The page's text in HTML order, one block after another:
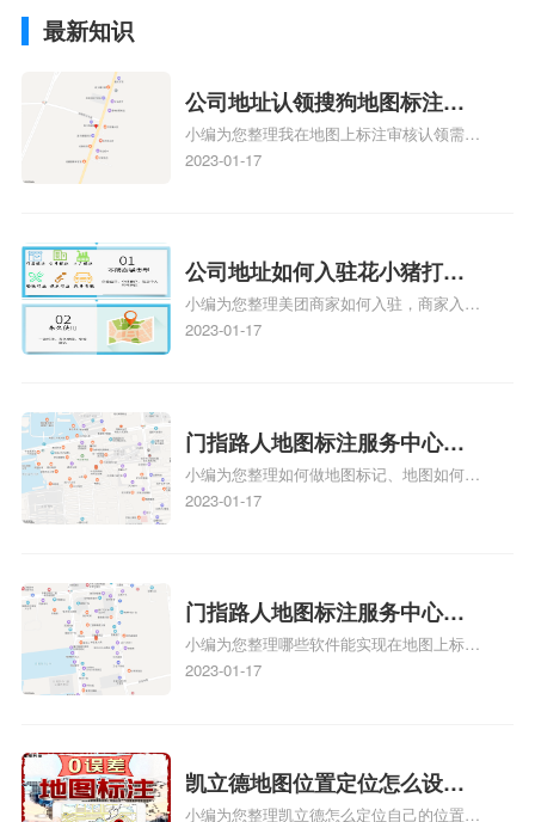
最新知识
公司地址认领搜狗地图标注多
久审核？公司地址认领地图标
注多久审核？
小编为您整理我在地图上标注审核认领需要
多久、我在地图上标注审核认领需要多久
情可查看下方正文！
2023-01-17
公司地址如何入驻花小猪打车
地图标记？指路人地图标注服
务中心铺如何入驻花小猪打车
小编为您整理美团商家如何入驻，商家入驻
教程、商家如何入驻地图、如何入驻地:、
2023-01-17
门指路人地图标注服务中心如
何做花小猪打车地图位置标
记？门指路人地图标注服务中
小编为您整理如何做地图标记、地图如何做
标记、so搜街景中如何做标记、360e启花贷
关地图标注知识，详情可查看下方正文！
2023-01-17
门指路人地图标注服务中心地
图位置地址标记？门指路人地
图标注服务中心苹果地图位置
小编为您整理哪些软件能实现在地图上标记
门指路人地图标注服务中心位置、门指路人
门指路人地图标注服务中心地址标注上地图
怎么弄相关地图标注知识，详情可查看下方
2023-01-17
凯立德地图位置定位怎么设置
小编为您整理凯立德怎么定位自己的位置